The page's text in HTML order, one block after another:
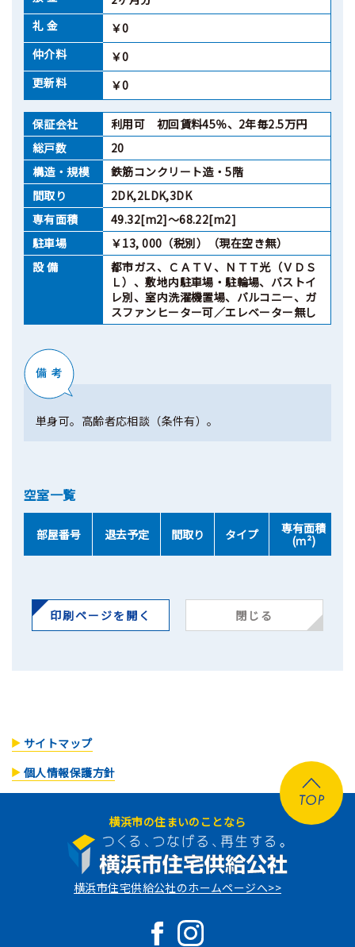
礼 金
￥0
仲介料
￥0
更新料
￥0
保証会社
利用可 初回賃料45％、2年毎2.5万円
総戸数
20
構造・規模
鉄筋コンクリート造・5階
間取り
2DK,2LDK,3DK
専有面積
49.32[m2]～68.22[m2]
駐車場
￥13, 000（税別）（現在空き無）
設 備
都市ガス、ＣＡＴＶ、ＮＴＴ光（ＶＤＳ
Ｌ）、敷地内駐車場・駐輪場、バストイ
レ別、室内洗濯機置場、バルコニー、ガ
スファンヒーター可／エレベーター無し
単身可。高齢者応相談（条件有）。
空室一覧
部屋番号 退去予定 間取り タイプ
専有面積
(ｍ²)
印刷ページを開く 閉じる
サイトマップ
個人情報保護方針
横浜市の住まいのことなら
横浜市住宅供給公社のホームページへ>>